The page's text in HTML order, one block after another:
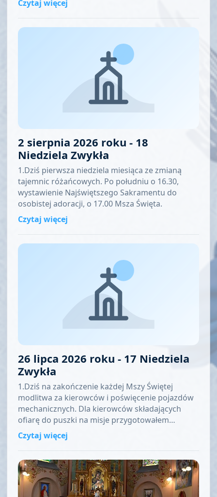
Czytaj więcej
2 sierpnia 2026 roku - 18
Niedziela Zwykła
1.Dziś pierwsza niedziela miesiąca ze zmianą
tajemnic różańcowych. Po południu o 16.30,
wystawienie Najświętszego Sakramentu do
osobistej adoracji, o 17.00 Msza Święta.
Czytaj więcej
26 lipca 2026 roku - 17 Niedziela
Zwykła
1.Dziś na zakończenie każdej Mszy Świętej
modlitwa za kierowców i poświęcenie pojazdów
mechanicznych. Dla kierowców składających
ofiarę do puszki na misje przygotowałem…
Czytaj więcej